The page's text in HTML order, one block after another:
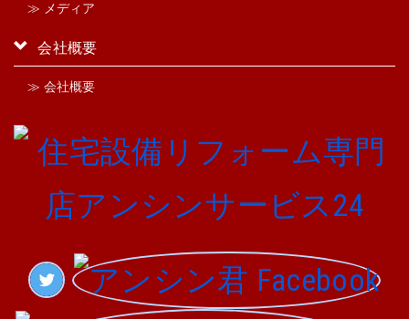
≫ メディア
会社概要
≫ 会社概要